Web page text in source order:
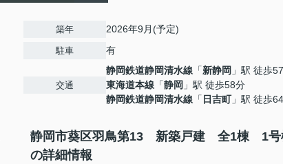
築年 2026年9月(予定)
駐車 有
交通
静岡鉄道静岡清水線 「新静岡 」駅 徒歩
東海道本線 「静岡 」駅 徒歩58分
静岡鉄道静岡清水線 「 日吉町」駅 徒歩
静岡市葵区羽鳥第13 新築戸建 全1棟 1号
の詳細情報